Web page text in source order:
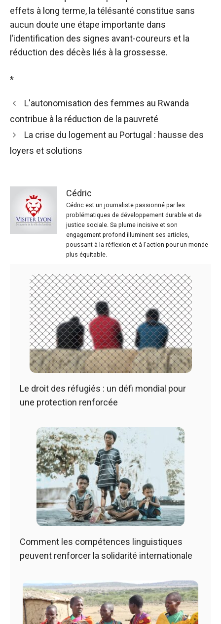
effets à long terme, la télésanté constitue sans
aucun doute une étape importante dans
l’identification des signes avant-coureurs et la
réduction des décès liés à la grossesse.
*
L'autonomisation des femmes au Rwanda
contribue à la réduction de la pauvreté
La crise du logement au Portugal : hausse des
loyers et solutions
Cédric
Cédric est un journaliste passionné par les
problématiques de développement durable et de
justice sociale. Sa plume incisive et son
engagement profond illuminent ses articles,
poussant à la réflexion et à l'action pour un monde
plus équitable.
Le droit des réfugiés : un défi mondial pour
une protection renforcée
Comment les compétences linguistiques
peuvent renforcer la solidarité internationale